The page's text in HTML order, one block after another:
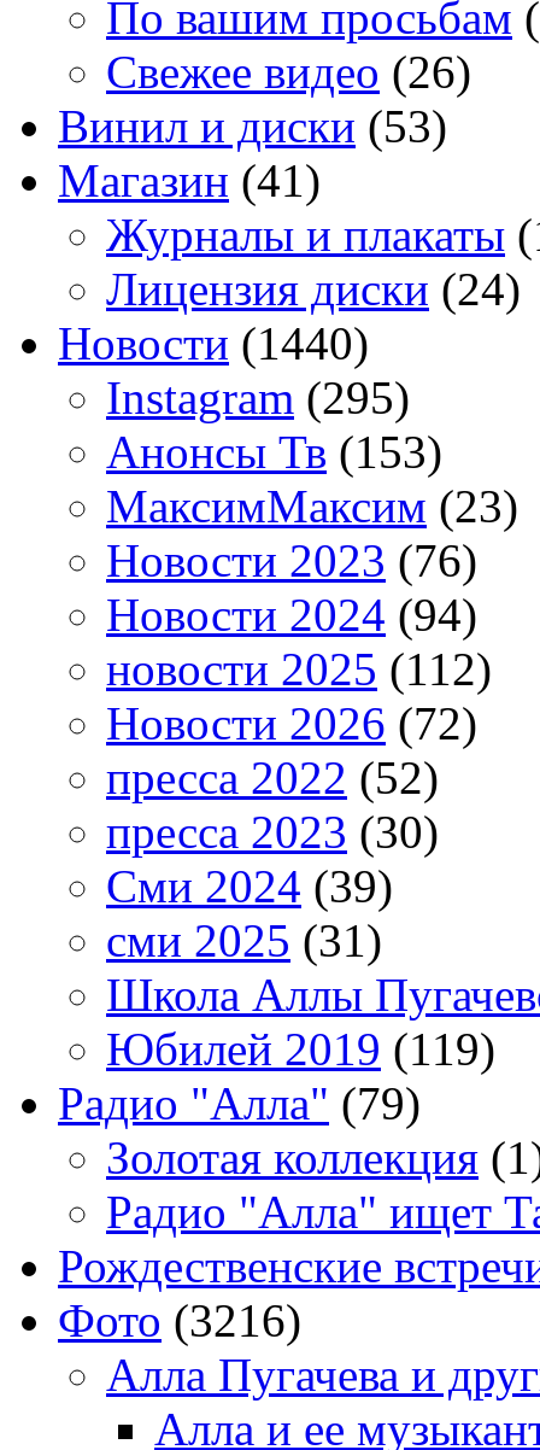
По вашим просьбам
Свежее видео (26)
Винил и диски (53)
Магазин (41)
Журналы и плакаты
Лицензия диски (24)
Новости (1440)
Instagram (295)
Анонсы Тв (153)
МаксимМаксим (23)
Новости 2023 (76)
Новости 2024 (94)
новости 2025 (112)
Новости 2026 (72)
пресса 2022 (52)
пресса 2023 (30)
Сми 2024 (39)
сми 2025 (31)
Школа Аллы
Юбилей 2019 (119)
Радио "Алла" (79)
Золотая коллекция
Радио "Алла" ищет
Рождественские
Фото (3216)
Алла Пугачева и
Алла и ее